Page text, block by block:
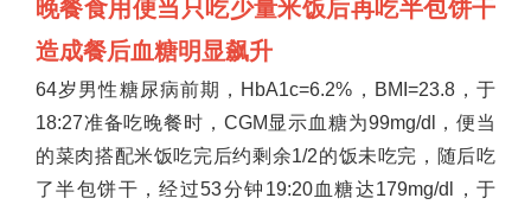
晚餐食用便当只吃少量米饭后再吃半包饼干
造成餐后血糖明显飙升
64岁男性糖尿病前期，HbA1c=6.2%，BMI=23.8，于
18:27准备吃晚餐时，CGM显示血糖为99mg/dl，便当
的菜肉搭配米饭吃完后约剩余1/2的饭未吃完，随后吃
了半包饼干，经过53分钟19:20血糖达179mg/dl，于